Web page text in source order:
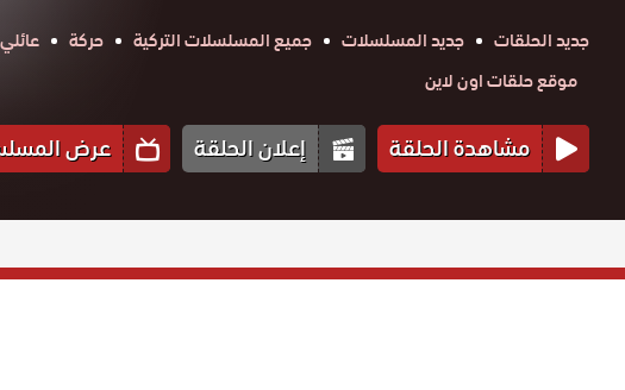
جديد الحلقات
جديد المسلسلات جميع المسلسلات التركية حركة عائلي
موقع حلقات اون لاين
مشاهدة الحلقة إعلان الحلقة عرض